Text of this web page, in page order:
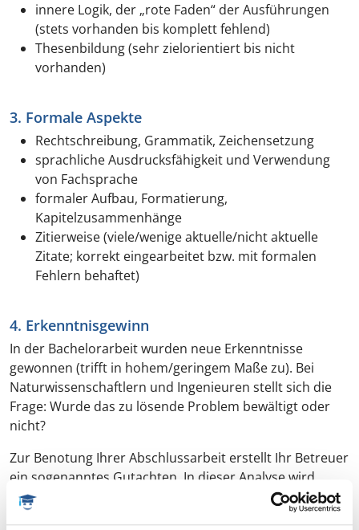
innere Logik, der „rote Faden“ der Ausführungen
(stets vorhanden bis komplett fehlend)
Thesenbildung (sehr zielorientiert bis nicht
vorhanden)
3. Formale Aspekte
Rechtschreibung, Grammatik, Zeichensetzung
sprachliche Ausdrucksfähigkeit und Verwendung
von Fachsprache
formaler Aufbau, Formatierung,
Kapitelzusammenhänge
Zitierweise (viele/wenige aktuelle/nicht aktuelle
Zitate; korrekt eingearbeitet bzw. mit formalen
Fehlern behaftet)
4. Erkenntnisgewinn
In der Bachelorarbeit wurden neue Erkenntnisse
gewonnen (trifft in hohem/geringem Maße zu). Bei
Naturwissenschaftlern und Ingenieuren stellt sich die
Frage: Wurde das zu lösende Problem bewältigt oder
nicht?
Zur Benotung Ihrer Abschlussarbeit erstellt Ihr Betreuer
ein sogenanntes Gutachten. In dieser Analyse wird
sowohl der fachliche als auch der formale Teil der
Abschlussarbeit bewertet.